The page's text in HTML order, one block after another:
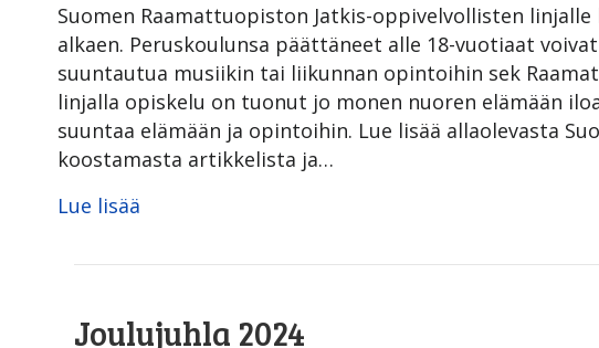
Suomen Raamattuopiston Jatkis-oppivelvollisten linjalle
alkaen. Peruskoulunsa päättäneet alle 18-vuotiaat
suuntautua musiikin tai liikunnan opintoihin sek
linjalla opiskelu on tuonut jo monen nuoren elämään
suuntaa elämään ja opintoihin. Lue lisää allaolevasta
koostamasta artikkelista ja…
Lue lisää
Joulujuhla 2024